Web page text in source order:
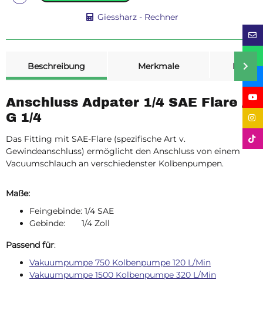
Giessharz - Rechner
Beschreibung
Merkmale
Anschluss Adpater 1/4 SAE Flare /
G 1/4
Das Fitting mit SAE-Flare (spezifische Art v.
Gewindeanschluss) ermöglicht den Anschluss von einem
Vacuumschlauch an verschiedenster Kolbenpumpen.
Maße:
Feingebinde: 1/4 SAE
Gebinde: 1/4 Zoll
Passend für:
Vakuumpumpe 750 Kolbenpumpe 120 L/Min
Vakuumpumpe 1500 Kolbenpumpe 320 L/Min